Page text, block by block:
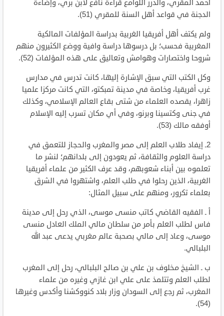
أحمد المقري، والدرر اللوامع قراءة نافع لابن بري، وإضاءة
الدجنة في قواعد أهل السنة للمقري (51).
ولم يكتف أهل أفريقيا الغربية بدراسة المؤلفات المالكية
المغربية فحسب؛ بل درسوها دراسة وافية ووضع الكثيرون منهم
شروحا واختصارات وهوامش وتعاليق على هذه المؤلفات (52).
وكل الكتب التي سبق الإشارة إليها، كانت تدرس في مدارس
غرب أفريقيا، وخاصة في مدينة تمبكتو، التي كانت مركزا علميا
زاهرا، يقصده العلماء من شتى بقاع العالم الإسلامي، وكذلك
في جنى وكتسينا وبرنو، وفي أي مكان تسرب إليه الإسلام
أوفقه مالك (53).
2ـ إيفاد طلاب العلم إلى مصر والمغرب والحجاز للتعمق في
دراسة العلوم والثقافة، ثم يعودون إلى بلدانهم؛ لنشر ما
تعلموه بين أبناء شعوبهم، وقد عرف الكثير من علماء أفريقيا
الغربية، الذين رحلوا في طلب العلم، واشتهروا في الشرق
بعلماء تكرور، ومنهم على سبيل المثال:
أ ـ الفقيه القاضي كاتب منسى موسى، الذي رحل إلى مدينة
فاس لطلب العلم بأمر من سلطان مالي الملك العادل منسى
موسى، وعاد إلى مالي بصحبة عالم مغربي يدعى عبد الله
البلبالي.
ب ـ الشيخ مخلوف بن علي بن صالح البلبالي، رحل إلى المغرب
لطلب العلم وتتلمذ على علي ابن غازي وغيره من علماء
المغرب، ثم رجع إلى السودان وزار بلاد كنووكشنا وأكدس وغيرها
(54).